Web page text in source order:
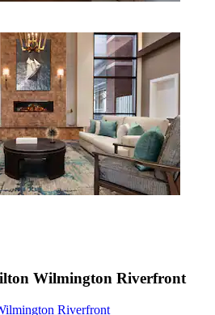
Wilmington Riverfront
Riverfront